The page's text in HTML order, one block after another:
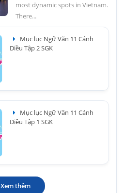
most dynamic spots in Vietnam.
There...
Mục lục Ngữ Văn 11 Cánh
Diều Tập 2 SGK
Mục lục Ngữ Văn 11 Cánh
Diều Tập 1 SGK
Xem thêm